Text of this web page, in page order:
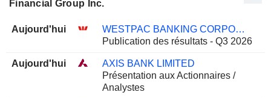
Financial Group Inc.
Aujourd'hui
WESTPAC BANKING CORPORATION
Publication des résultats - Q3 2026
Aujourd'hui
AXIS BANK LIMITED
Présentation aux Actionnaires /
Analystes